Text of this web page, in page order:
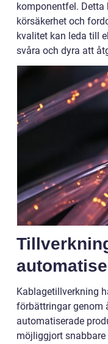
komponentfel.
körsäkerhet och
kvalitet kan leda till
svåra och dyra att
Kablagetillverkning
förbättringar genom
automatiserade
möjliggjort